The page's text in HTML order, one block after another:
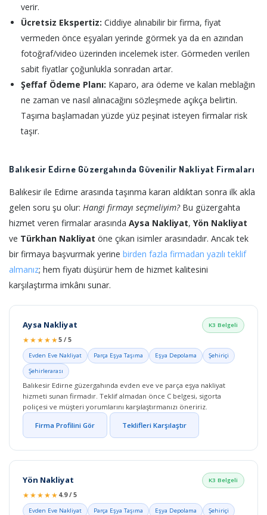
verir.
Ücretsiz Ekspertiz: Ciddiye alınabilir bir firma, fiyat
vermeden önce eşyaları yerinde görmek ya da en azından
fotoğraf/video üzerinden incelemek ister. Görmeden verilen
sabit fiyatlar çoğunlukla sonradan artar.
Şeffaf Ödeme Planı: Kaparo, ara ödeme ve kalan meblağın
ne zaman ve nasıl alınacağını sözleşmede açıkça belirtin.
Taşıma başlamadan yüzde yüz peşinat isteyen firmalar risk
taşır.
Balıkesir Edirne Güzergahında Güvenilir Nakliyat Firmaları
Balıkesir ile Edirne arasında taşınma kararı aldıktan sonra ilk akla
gelen soru şu olur: Hangi firmayı seçmeliyim?Bu güzergahta
hizmet veren firmalar arasında Aysa Nakliyat, Yön Nakliyat
ve Türkhan Nakliyat öne çıkan isimler arasındadır. Ancak tek
bir firmaya başvurmak yerine birden fazla firmadan yazılı teklif
almanız; hem fiyatı düşürür hem de hizmet kalitesini
karşılaştırma imkânı sunar.
Aysa Nakliyat K3 Belgeli
★★★★★5 / 5
Evden Eve Nakliyat Parça Eşya Taşıma Eşya Depolama
Şehiriçi
Şehirlerarası
Balıkesir Edirne güzergahında evden eve ve parça eşya nakliyat
hizmeti sunan firmadır. Teklif almadan önce C belgesi, sigorta
poliçesi ve müşteri yorumlarını karşılaştırmanızı öneririz.
Firma Profilini Gör Teklifleri Karşılaştır
Yön Nakliyat K3 Belgeli
★★★★★ 4.9 / 5
Evden Eve Nakliyat Parça Eşya Taşıma Eşya Depolama
Şehiriçi